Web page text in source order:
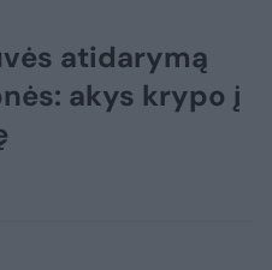
atidarymą
akys krypo į